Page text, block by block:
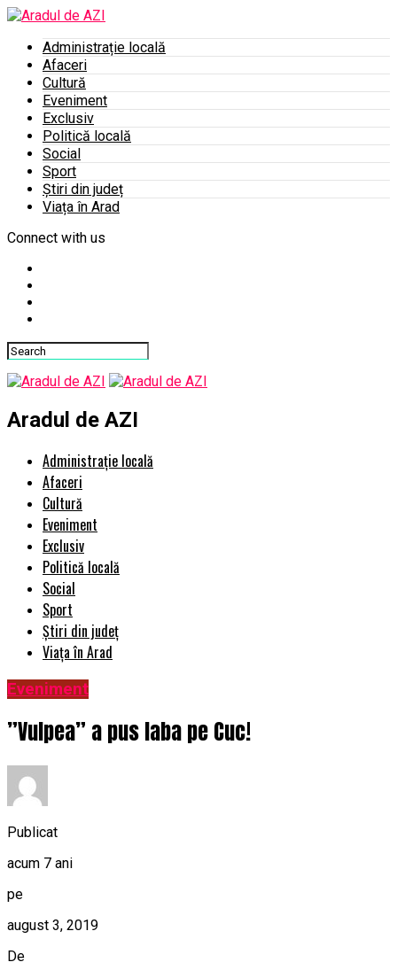
Administrație locală
Afaceri
Cultură
Eveniment
Exclusiv
Politică locală
Social
Sport
Știri din județ
Viața în Arad
Connect with us
Aradul de AZI
Administrație locală
Afaceri
Cultură
Eveniment
Exclusiv
Politică locală
Social
Sport
Știri din județ
Viața în Arad
Eveniment
”Vulpea” a pus laba pe Cuc!
Publicat
acum 7 ani
pe
august 3, 2019
De